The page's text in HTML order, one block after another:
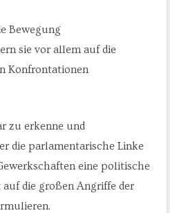
Bewegung
sie vor allem auf die
Konfrontationen
zu erkenne und
die parlamentarische Linke
eine politische
die großen Angriffe der